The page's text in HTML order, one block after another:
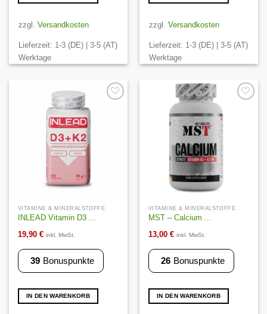
zzgl. Versandkosten
Lieferzeit: 1-3 (DE) | 3-5 (AT)
Werktage
zzgl. Versandkosten
Lieferzeit: 1-3 (DE) | 3-5 (AT)
Werktage
Wunschliste
VITAMINE & MINERALSTOFFE
INLEAD Vitamin D3 ...
19,90 € inkl. MwSt.
39 Bonuspunkte
IN DEN WARENKORB
Wunschliste
VITAMINE & MINERALSTOFFE
MST – Calcium ...
13,00 € inkl. MwSt.
26 Bonuspunkte
IN DEN WARENKORB